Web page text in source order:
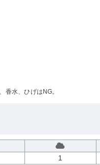
香水、ひげはNG。
1